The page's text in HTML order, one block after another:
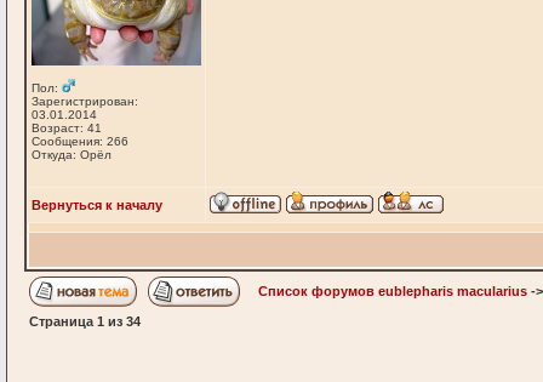
Пол:
Зарегистрирован:
03.01.2014
Возраст: 41
Сообщения: 266
Откуда: Орёл
Вернуться к началу
Список форумов eublepharis macularius -
Страница 1 из 34